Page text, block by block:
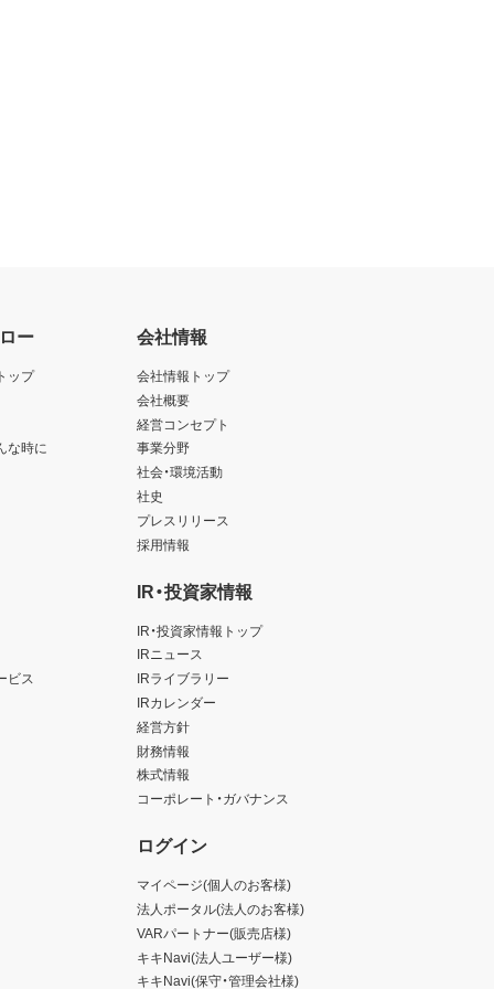
ー
ップ
な時に
ビス
会社情報
会社情報トップ
会社概要
経営コンセプト
事業分野
社会・環境活動
社史
プレスリリース
採用情報
IR・投資家情報
IR・投資家情報トップ
IRニュース
IRライブラリー
IRカレンダー
経営方針
財務情報
株式情報
コーポレート・ガバナンス
ログイン
マイページ(個人のお客様)
法人ポータル(法人のお客様)
VARパートナー(販売店様)
キキNavi(法人ユーザー様)
キキNavi(保守・管理会社様)